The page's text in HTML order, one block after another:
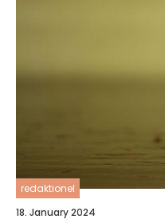
redaktionel
18. January 2024